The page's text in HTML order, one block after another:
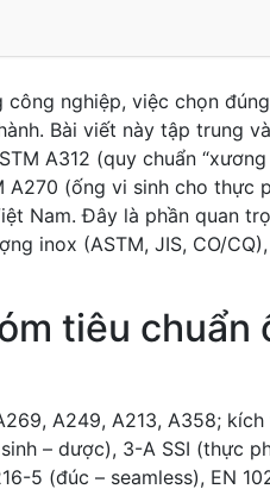
nghiệp, việc chọn
Bài viết này tập trung
A312 (quy chuẩn
A270 (ống vi sinh cho thực
Nam. Đây là phần quan
inox (ASTM, JIS, CO/
tiêu
A249, A213, A358;
– dược), 3-A SSI (thực
5 (đúc – seamless), EN